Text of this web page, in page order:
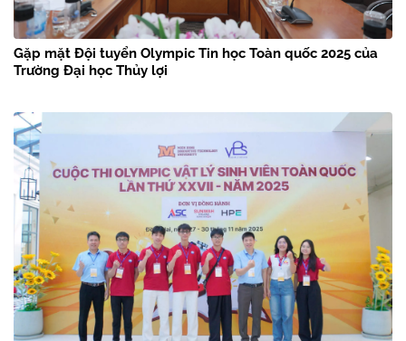
Gặp mặt Đội tuyển Olympic Tin học Toàn quốc 2025 của
Trường Đại học Thủy lợi